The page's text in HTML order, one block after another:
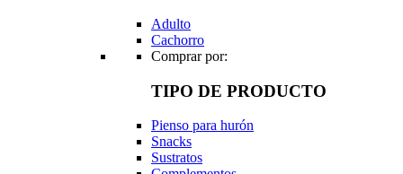
Adulto
Cachorro
Comprar por:
TIPO DE PRODUCTO
Pienso para hurón
Snacks
Sustratos